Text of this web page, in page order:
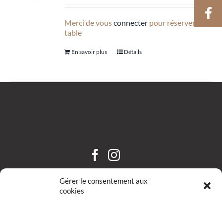
Gérer le consentement aux
cookies
Merci de vousconnecter pour réserver une
table
En savoir plus Détails